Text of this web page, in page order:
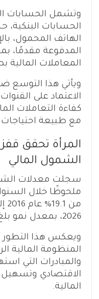
وتشمل الحسابات
الحسابات البنكية،
الهاتف المحمول،
المدفوعة مقدمًا،
المعاملات
ويأتي هذا التوسع
الاعتماد على
كفاءة التعاملات
مع طبيعة احتياجات
المرأة تحقق
الشمول المالي
سجلت معدلات
ملحوظًا خلال
2026، بمعدل نمو بلغ 327% خلال تلك الفترة.
ويعكس هذا التطور
المنظومة المالية
والمبادرات التي
الاقتصادي وتسهيل
المالية.